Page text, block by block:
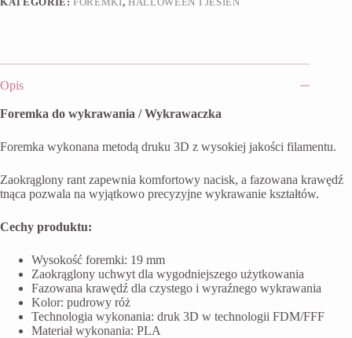
Opis
Foremka do wykrawania / Wykrawaczka
Foremka wykonana metodą druku 3D z wysokiej jakości filamentu.
Zaokrąglony rant zapewnia komfortowy nacisk, a fazowana krawędź
tnąca pozwala na wyjątkowo precyzyjne wykrawanie kształtów.
Cechy produktu:
Wysokość foremki: 19 mm
Zaokrąglony uchwyt dla wygodniejszego użytkowania
Fazowana krawędź dla czystego i wyraźnego wykrawania
Kolor: pudrowy róż
Technologia wykonania: druk 3D w technologii FDM/FFF
Materiał wykonania: PLA